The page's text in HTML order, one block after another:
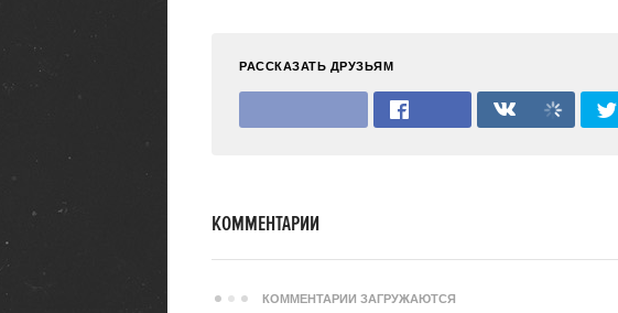
РАССКАЗАТЬ ДРУЗЬЯМ
КОММЕНТАРИИ
КОММЕНТАРИИ ЗАГРУЖАЮТСЯ